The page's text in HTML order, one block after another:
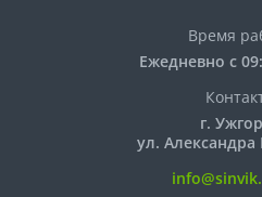
Время
Ежедневно с
г.
ул. Александра